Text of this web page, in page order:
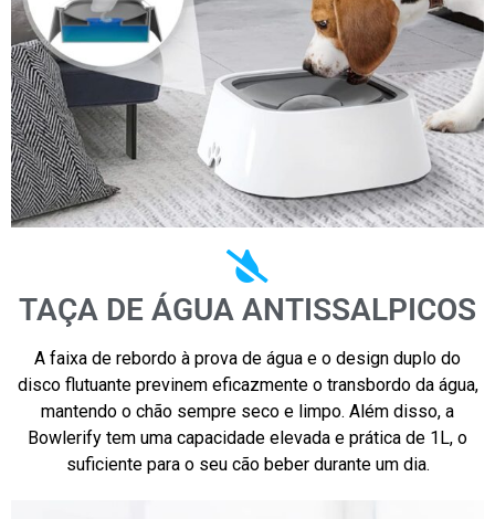
TAÇA DE ÁGUA ANTISSALPICOS
A faixa de rebordo à prova de água e o design duplo do
disco flutuante previnem eficazmente o transbordo da água,
mantendo o chão sempre seco e limpo. Além disso, a
Bowlerify tem uma capacidade elevada e prática de 1L, o
suficiente para o seu cão beber durante um dia.